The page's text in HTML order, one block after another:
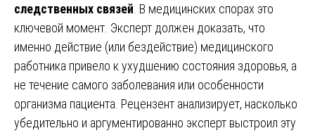
следственных связей . В медицинских спорах это
ключевой момент. Эксперт должен доказать, что
именно действие (или бездействие) медицинского
работника привело к ухудшению состояния здоровья, а
не течение самого заболевания или особенности
организма пациента. Рецензент анализирует, насколько
убедительно и аргументированно эксперт выстроил эту